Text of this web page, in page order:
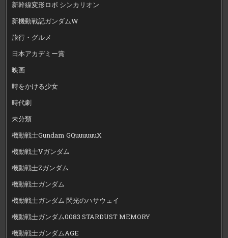
新幹線変形ロボ シンカリオン
新機動戦記ガンダムW
旅行・グルメ
日本アカデミー賞
映画
時をかける少女
時代劇
未分類
機動戦士Gundam GQuuuuuuX
機動戦士Vガンダム
機動戦士Zガンダム
機動戦士ガンダム
機動戦士ガンダム 閃光のハサウェイ
機動戦士ガンダム0083 STARDUST MEMORY
機動戦士ガンダムAGE